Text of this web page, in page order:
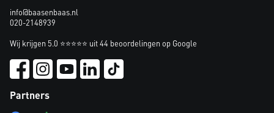
info@baasenbaas.nl
020-2148939
Wij krijgen 5.0 ⭐⭐⭐⭐⭐ uit 44 beoordelingen op Google
Partners